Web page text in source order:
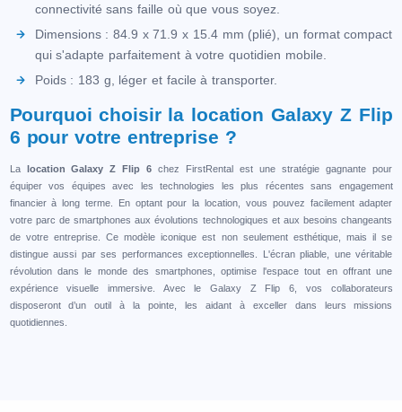
connectivité sans faille où que vous soyez.
Dimensions : 84.9 x 71.9 x 15.4 mm (plié), un format compact
qui s'adapte parfaitement à votre quotidien mobile.
Poids : 183 g, léger et facile à transporter.
Pourquoi choisir la location Galaxy Z Flip
6 pour votre entreprise ?
La location Galaxy Z Flip 6 chez FirstRental est une stratégie gagnante pour
équiper vos équipes avec les technologies les plus récentes sans engagement
financier à long terme. En optant pour la location, vous pouvez facilement adapter
votre parc de smartphones aux évolutions technologiques et aux besoins changeants
de votre entreprise. Ce modèle iconique est non seulement esthétique, mais il se
distingue aussi par ses performances exceptionnelles. L'écran pliable, une véritable
révolution dans le monde des smartphones, optimise l'espace tout en offrant une
expérience visuelle immersive. Avec le Galaxy Z Flip 6, vos collaborateurs
disposeront d’un outil à la pointe, les aidant à exceller dans leurs missions
quotidiennes.